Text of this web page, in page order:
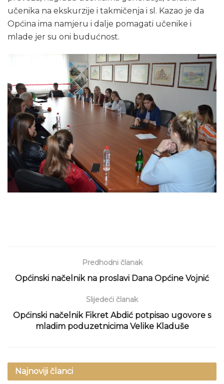
učenika na ekskurzije i takmičenja i sl. Kazao je da
Općina ima namjeru i dalje pomagati učenike i
mlade jer su oni budućnost.
Predhodni članak
Općinski načelnik na proslavi Dana Općine Vojnić
Slijedeći članak
Općinski načelnik Fikret Abdić potpisao ugovore s
mladim poduzetnicima Velike Kladuše
Najnoviji članci